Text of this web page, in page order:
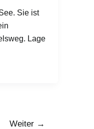
Sie ist
Lage
Weiter →